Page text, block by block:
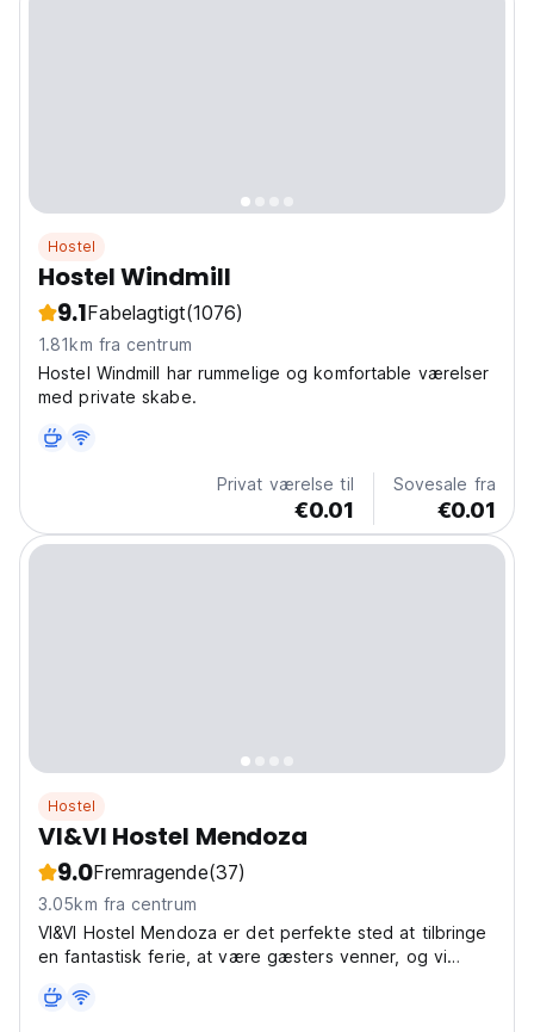
Hostel
Hostel Windmill
9.1Fabelagtigt(1076)
1.81km fra centrum
Hostel Windmill har rummelige og komfortable værelser
med private skabe.
Privat værelse til
€0.01
Sovesale fra
€0.01
Hostel
VI&VI Hostel Mendoza
9.0Fremragende(37)
3.05km fra centrum
VI&VI Hostel Mendoza er det perfekte sted at tilbringe
en fantastisk ferie, at være gæsters venner, og vi
som dit hjem.